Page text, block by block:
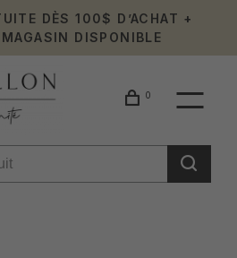
DÈS 100$ D’ACHAT +
DISPONIBLE
0